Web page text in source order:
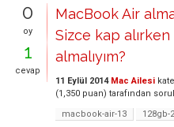
0
oy
1
cevap
MacBook Air
Sizce kap
almalıyım?
11 Eylül 2014 Mac Ailesi
(1,350 puan) tarafından
macbook-air-13
128gb-